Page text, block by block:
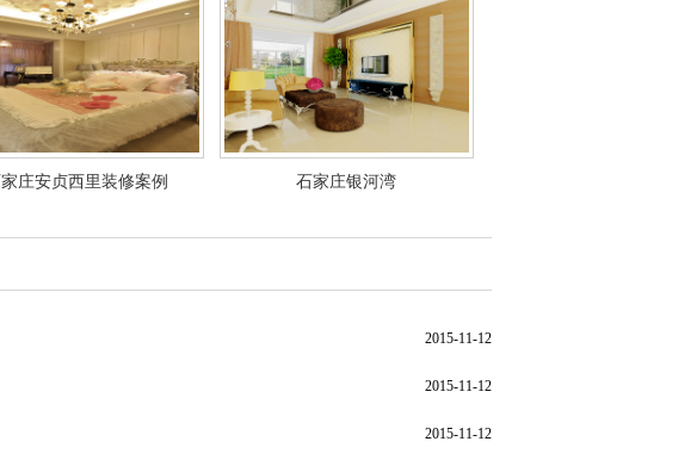
庄安贞西里装修案例 石家庄银河湾
2015-11-12
2015-11-12
2015-11-12